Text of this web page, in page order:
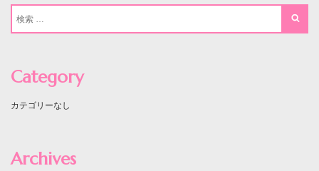
Category
カテゴリーなし
Archives